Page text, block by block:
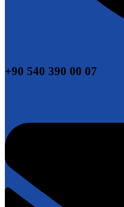
+90 540 390 00 07